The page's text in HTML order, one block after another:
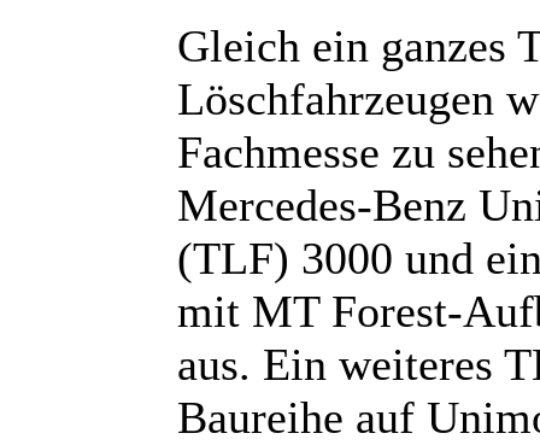
Gleich ein ganzes
Löschfahrzeugen
Fachmesse zu
Mercedes-Benz
(TLF) 3000 und
mit MT Forest-
aus. Ein weiteres
Baureihe auf